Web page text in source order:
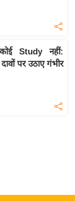
Study नहीं:
पर उठाए गंभीर